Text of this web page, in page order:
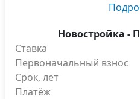
Новостройка -
Ставка
Первоначальный взнос
Срок, лет
Платёж